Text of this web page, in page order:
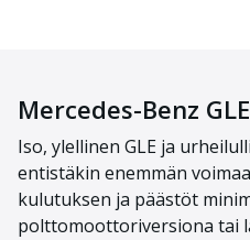
Mercedes-Benz GLE
Iso, ylellinen GLE ja
entistäkin enemmän
kulutuksen ja päästöt
polttomoottoriversiona tai